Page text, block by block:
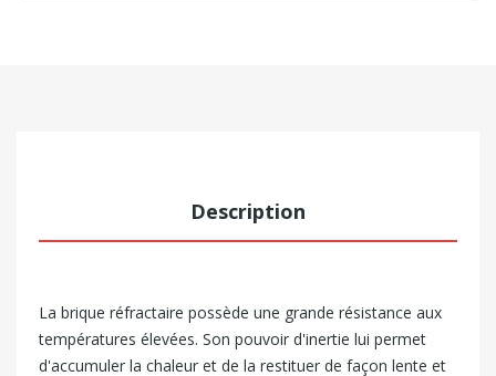
Description
La brique réfractaire possède une grande résistance aux
températures élevées. Son pouvoir d'inertie lui permet
d'accumuler la chaleur et de la restituer de façon lente et